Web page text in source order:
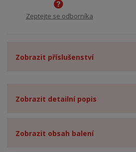
Zeptejte se odborníka
Zobrazit příslušenství
Zobrazit detailní popis
Zobrazit obsah balení